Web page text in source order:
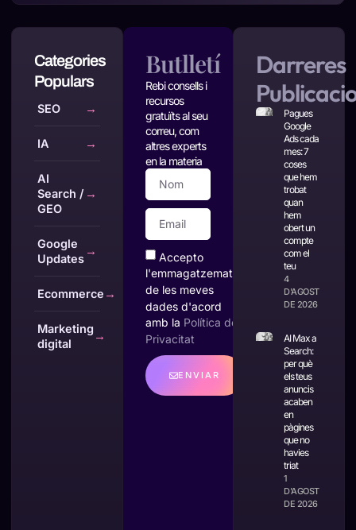
Categories
Populars
SEO →
IA →
AI
Search /
GEO
→
Google
Updates
→
Ecommerce →
Marketing
digital
→
Butlletí
Rebi consells i
recursos
gratuïts al seu
correu, com
altres experts
en la materia
Accepto
l'emmagatzematge
de les meves
dades d'acord
amb la Política de
Privacitat
ENVIAR
Darreres
Pagues
Google
Ads cada
mes: 7
coses
que hem
trobat
quan
hem
obert un
compte
com el
teu
4
D'AGOST
DE 2026
AI Max a
Search:
per què
els teus
anuncis
acaben
en
pàgines
que no
havies
triat
1
D'AGOST
DE 2026